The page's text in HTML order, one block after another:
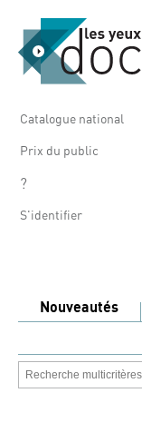
Catalogue national
Prix du public
?
S'identifier
Nouveautés